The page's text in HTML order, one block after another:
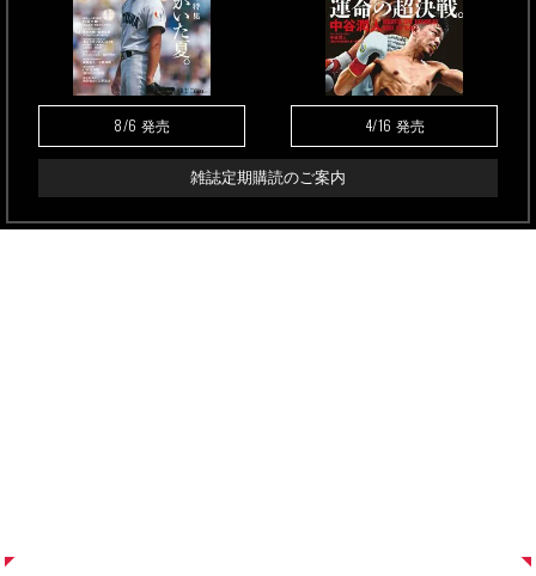
8/6 発売 4/16 発売
雑誌定期購読のご案内